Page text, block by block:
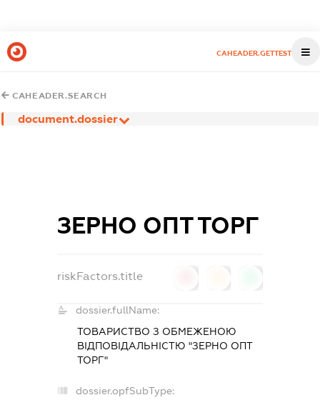
CAHEADER.GETTEST
CAHEADER.SEARCH
document.dossier
ЗЕРНО ОПТ ТОРГ
riskFactors.title
dossier.fullName:
ТОВАРИСТВО З ОБМЕЖЕНОЮ
ВІДПОВІДАЛЬНІСТЮ "ЗЕРНО ОПТ
ТОРГ"
dossier.opfSubType: